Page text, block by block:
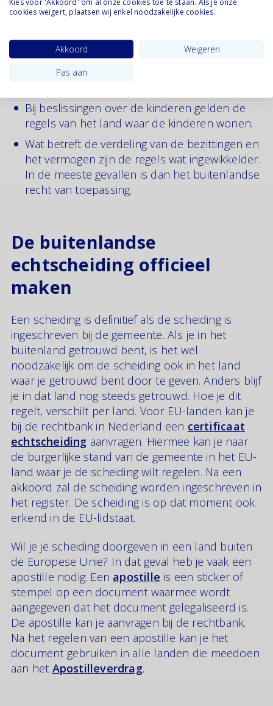
met bijvoorbeeld de verdeling van jullie
Bij de alimentatie gelden de regels van het
land, waar degene die de alimentatie ontvangt
Bij beslissingen over de kinderen gelden de
regels van het land waar de kinderen wonen.
Wat betreft de verdeling van de bezittingen en
het vermogen zijn de regels wat ingewikkelder.
In de meeste gevallen is dan het buitenlandse
recht van toepassing.
De buitenlandse
echtscheiding officieel
maken
Een scheiding is definitief als de scheiding is
ingeschreven bij de gemeente. Als je in het
buitenland getrouwd bent, is het wel
noodzakelijk om de scheiding ook in het land
waar je getrouwd bent door te geven. Anders blijf
je in dat land nog steeds getrouwd. Hoe je dit
regelt, verschilt per land. Voor EU-landen kan je
bij de rechtbank in Nederland een certificaat
echtscheiding aanvragen. Hiermee kan je naar
de burgerlijke stand van de gemeente in het EU-
land waar je de scheiding wilt regelen. Na een
akkoord zal de scheiding worden ingeschreven in
het register. De scheiding is op dat moment ook
erkend in de EU-lidstaat.
Wil je je scheiding doorgeven in een land buiten
de Europese Unie? In dat geval heb je vaak een
apostille nodig. Een apostille is een sticker of
stempel op een document waarmee wordt
aangegeven dat het document gelegaliseerd is.
De apostille kan je aanvragen bij de rechtbank.
Na het regelen van een apostille kan je het
document gebruiken in alle landen die meedoen
aan het Apostilleverdrag.
cookies weigert, plaatsen wij enkel noodzakelijke cookies.
Akkoord
Weigeren
Pas aan